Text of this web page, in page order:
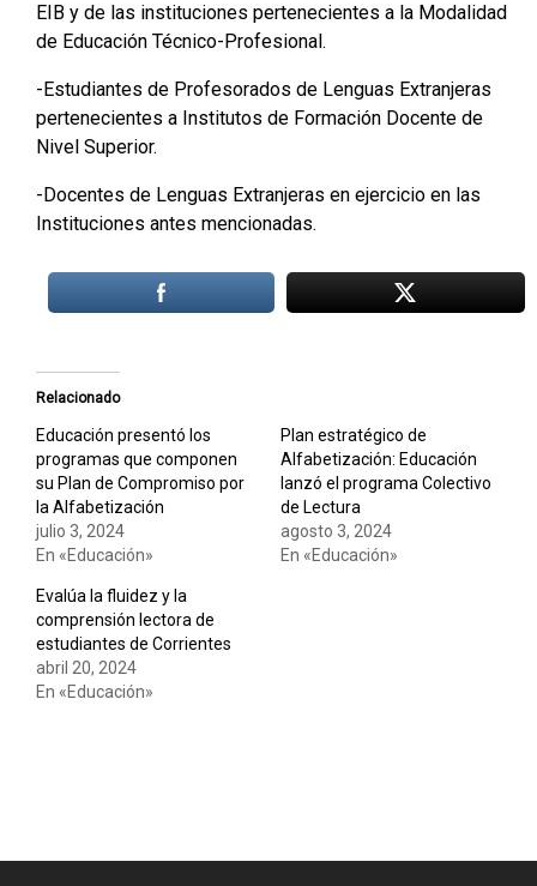
EIB y de las instituciones pertenecientes a la Modalidad
de Educación Técnico-Profesional.
-Estudiantes de Profesorados de Lenguas Extranjeras
pertenecientes a Institutos de Formación Docente de
Nivel Superior.
-Docentes de Lenguas Extranjeras en ejercicio en las
Instituciones antes mencionadas.
Relacionado
Educación presentó los
programas que componen
su Plan de Compromiso por
la Alfabetización
julio 3, 2024
En «Educación»
Plan estratégico de
Alfabetización: Educación
lanzó el programa Colectivo
de Lectura
agosto 3, 2024
En «Educación»
Evalúa la fluidez y la
comprensión lectora de
estudiantes de Corrientes
abril 20, 2024
En «Educación»